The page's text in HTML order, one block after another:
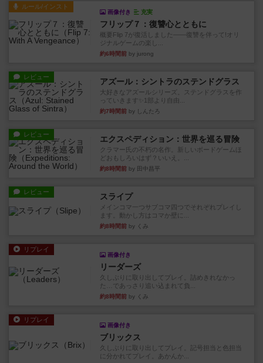
ルール/インスト
画像付き 充実
フリップ７：復讐心とともに
概要Flip 7が復活しました――復讐を伴って!オリ
ジナルゲームの楽し...
約6時間前 by jurong
レビュー アズール：シントラのステンドグラス
大好きなアズールシリーズ。ステンドグラスを作
っていきます✨1部より自由...
約7時間前 by しんたろ
レビュー エクスペディション：世界を巡る冒険
クラマー氏の不朽の名作。新しいボードゲームほ
どおもしろいはず？いいえ。...
約8時間前 by 田中昌平
レビュー スライプ
メインコマ一つサブコマ四つでそれぞれプレイし
ます。動かし方はコマか壁に...
約8時間前 by くみ
リプレイ
画像付き
リーダーズ
久しぶりに取り出してプレイ。詰めきれなかっ
た…であっさり追い込まれて負...
約8時間前 by くみ
リプレイ
画像付き
ブリックス
久しぶりに取り出してプレイ。記号担当と色担当
に分かれてプレイ。あかんか...